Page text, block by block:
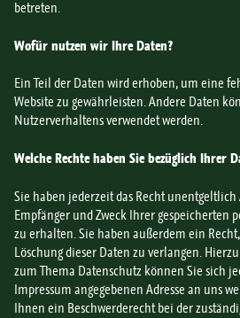
betreten.
Wofür nutzen wir Ihre Daten?
Ein Teil der Daten wird erhoben, um eine
Website zu gewährleisten. Andere Daten
Nutzerverhaltens verwendet werden.
Welche Rechte haben Sie bezüglich Ihrer
Sie haben jederzeit das Recht
Empfänger und Zweck Ihrer gespeicherten
zu erhalten. Sie haben außerdem ein
Löschung dieser Daten zu verlangen.
zum Thema Datenschutz können Sie sich
Impressum angegebenen Adresse an uns
Ihnen ein Beschwerderecht bei der